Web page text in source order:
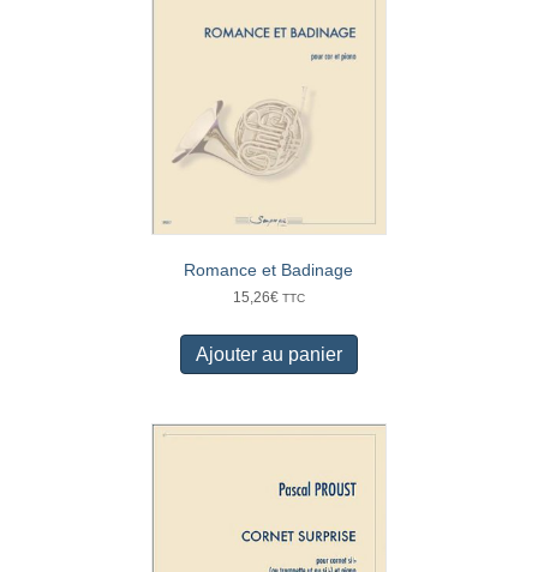
Romance et Badinage
15,26€ TTC
Ajouter au panier